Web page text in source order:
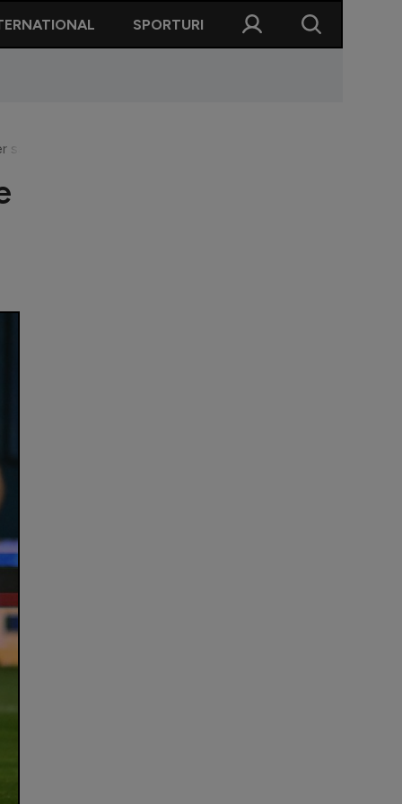
SPORTURI
să joc în continuare, să îmi ajut echipa să câștige